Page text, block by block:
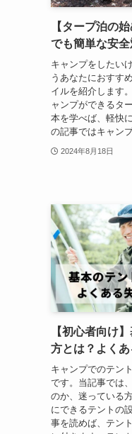
【タープ泊の
でも簡単な安
キャンプをしたい
うあなたにおすす
イルを紹介します
ャンプができるタ
本を学べば、軽快
の記事ではキャン
2024年8月18日
【初心者向け
方とは？よく
キャンプでのテン
です。当記事では
のか、迷っている
にできるテントの
事を読めば、テン